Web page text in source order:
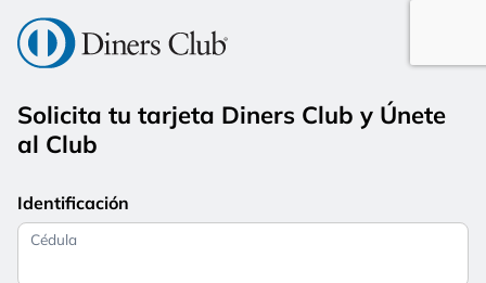
Solicita tu tarjeta Diners Club y Únete
al Club
Identificación
Cédula